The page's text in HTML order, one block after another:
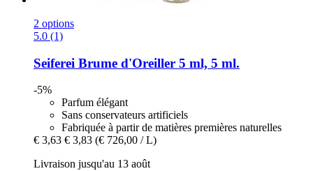
2 options
5.0 (1)
Seiferei Brume d'Oreiller 5 ml, 5 ml.
-5%
Parfum élégant
Sans conservateurs artificiels
Fabriquée à partir de matières premières naturelles
€ 3,63 € 3,83 (€ 726,00 / L)
Livraison jusqu'au 13 août